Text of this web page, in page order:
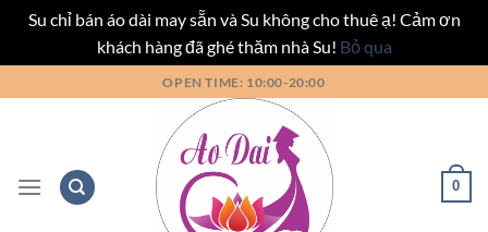
Su chỉ bán áo dài may sẵn và Su không cho thuê ạ! Cảm ơn
khách hàng đã ghé thăm nhà Su! Bỏ qua
qua
OPEN TIME: 10:00-20:00
0